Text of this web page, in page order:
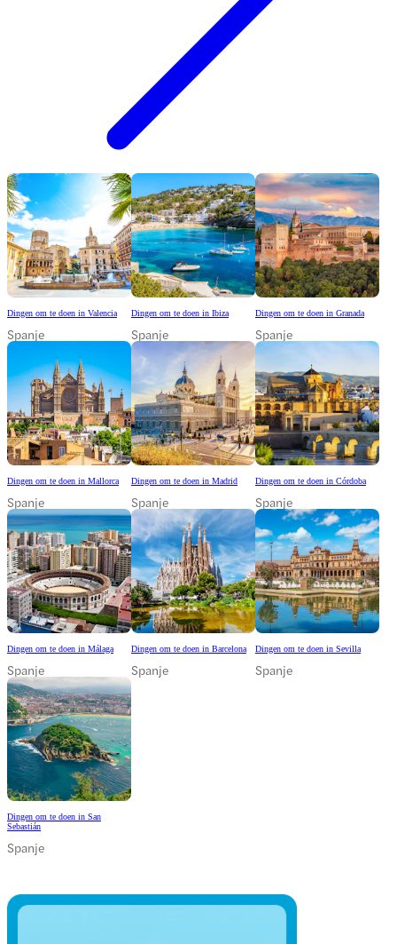
Dingen om te doen in Valencia
Spanje
Dingen om te doen in Ibiza
Spanje
Dingen om te doen in Granada
Spanje
Dingen om te doen in Mallorca
Spanje
Dingen om te doen in Madrid
Spanje
Dingen om te doen in Córdoba
Spanje
Dingen om te doen in Málaga
Spanje
Dingen om te doen in Barcelona
Spanje
Dingen om te doen in Sevilla
Spanje
Dingen om te doen in San
Sebastián
Spanje